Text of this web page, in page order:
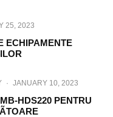
25, 2023
ECHIPAMENTE
· JANUARY 10, 2023
HDS220 PENTRU